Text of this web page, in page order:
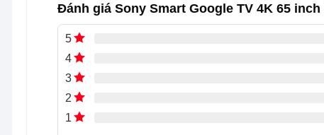
Đánh giá Sony Smart Google TV 4K 65 inch
5
4
3
2
1